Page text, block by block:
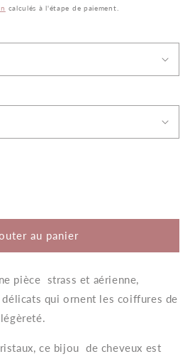
calculés à l'étape de paiement.
au panier
pièce strass et aérienne,
qui ornent les coiffures de
ce bijou de cheveux est